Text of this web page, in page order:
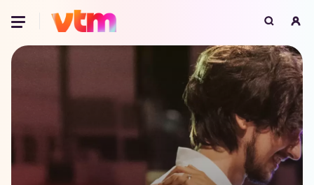
Voor je onze programma's gaat ontdekken,
best je browser updaten of hieronder één
van de ondersteunde browsers
downloaden.
Download
Download